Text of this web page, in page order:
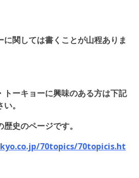
に関しては書くことが山程ありま
トーキョーに興味のある方は下記
。
史のページです。
70topics/70topicis.ht